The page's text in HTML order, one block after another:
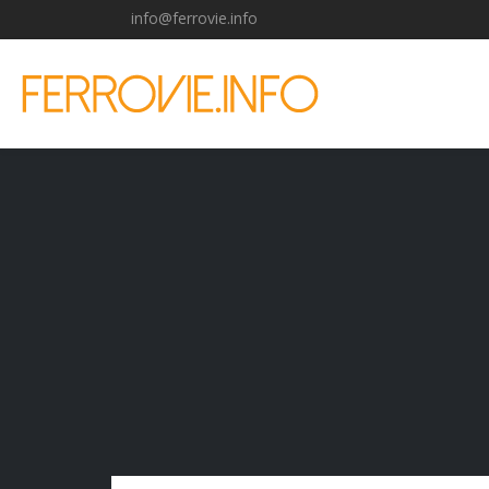
info@ferrovie.info